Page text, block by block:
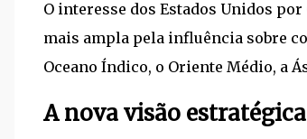
O interesse dos Estados Unidos
mais ampla pela influência sobre
Oceano Índico, o Oriente Médio, a
A nova visão